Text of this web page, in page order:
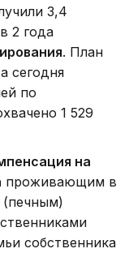
3,4
2 года
. План
сегодня
по
1 529
на
проживающим в
собственника